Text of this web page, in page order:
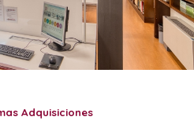
Adquisiciones